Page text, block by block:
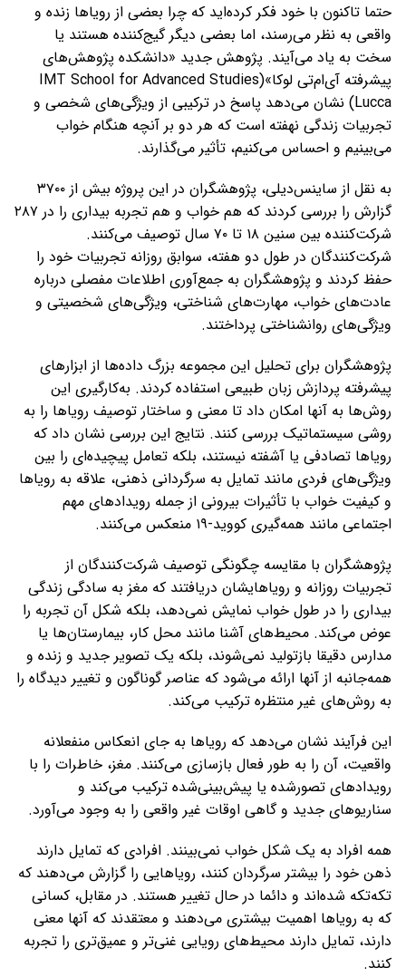
حتما تاکنون با خود فکر کرده‌اید که چرا بعضی از رویاها زنده و
واقعی به نظر می‌رسند، اما بعضی دیگر گیج‌کننده هستند یا
سخت به یاد می‌آیند. پژوهش جدید «دانشکده پژوهش‌های
پیشرفته آی‌ام‌تی لوکا»(IMT School for Advanced Studies
Lucca) نشان می‌دهد پاسخ در ترکیبی از ویژگی‌های شخصی و
تجربیات زندگی نهفته است که هر دو بر آنچه هنگام خواب
می‌بینیم و احساس می‌کنیم، تأثیر می‌گذارند.
به نقل از ساینس‌دیلی، پژوهشگران در این پروژه بیش از ۳۷۰۰
گزارش را بررسی کردند که هم خواب و هم تجربه بیداری را در ۲۸۷
شرکت‌کننده بین سنین ۱۸ تا ۷۰ سال توصیف می‌کنند.
شرکت‌کنندگان در طول دو هفته، سوابق روزانه تجربیات خود را
حفظ کردند و پژوهشگران به جمع‌آوری اطلاعات مفصلی درباره
عادت‌های خواب، مهارت‌های شناختی، ویژگی‌های شخصیتی و
ویژگی‌های روانشناختی پرداختند.
پژوهشگران برای تحلیل این مجموعه بزرگ داده‌ها از ابزارهای
پیشرفته پردازش زبان طبیعی استفاده کردند. به‌کارگیری این
روش‌ها به آنها امکان داد تا معنی و ساختار توصیف رویاها را به
روشی سیستماتیک بررسی کنند. نتایج این بررسی نشان داد که
رویاها تصادفی یا آشفته نیستند، بلکه تعامل پیچیده‌ای را بین
ویژگی‌های فردی مانند تمایل به سرگردانی ذهنی، علاقه به رویاها
و کیفیت خواب با تأثیرات بیرونی از جمله رویدادهای مهم
اجتماعی مانند همه‌گیری کووید-۱۹ منعکس می‌کنند.
پژوهشگران با مقایسه چگونگی توصیف شرکت‌کنندگان از
تجربیات روزانه و رویاهایشان دریافتند که مغز به سادگی زندگی
بیداری را در طول خواب نمایش نمی‌دهد، بلکه شکل آن تجربه را
عوض می‌کند. محیط‌های آشنا مانند محل کار، بیمارستان‌ها یا
مدارس دقیقا بازتولید نمی‌شوند، بلکه یک تصویر جدید و زنده و
همه‌جانبه از آنها ارائه می‌شود که عناصر گوناگون و تغییر دیدگاه را
به روش‌های غیر منتظره ترکیب می‌کند.
این فرآیند نشان می‌دهد که رویاها به جای انعکاس منفعلانه
واقعیت، آن را به طور فعال بازسازی می‌کنند. مغز، خاطرات را با
رویدادهای تصورشده یا پیش‌بینی‌شده ترکیب می‌کند و
سناریوهای جدید و گاهی اوقات غیر واقعی را به وجود می‌آورد.
همه افراد به یک شکل خواب نمی‌بینند. افرادی که تمایل دارند
ذهن خود را بیشتر سرگردان کنند، رویاهایی را گزارش می‌دهند که
تکه‌تکه شده‌اند و دائما در حال تغییر هستند. در مقابل، کسانی
که به رویاها اهمیت بیشتری می‌دهند و معتقدند که آنها معنی
دارند، تمایل دارند محیط‌های رویایی غنی‌تر و عمیق‌تری را تجربه
کنند.